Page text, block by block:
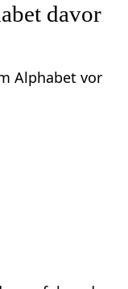
davor
Alphabet vor